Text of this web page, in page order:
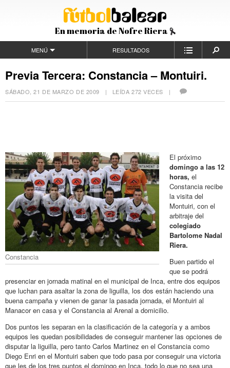
En memoria de Nofre Riera
MENÚ RESULTADOS
Previa Tercera: Constancia – Montuiri.
SÁBADO, 21 DE MARZO DE 2009 | LEÍDA 272 VECES |
Constancia
El próximo
domingo a las 12
horas, el
Constancia recibe
la visita del
Montuiri, con el
arbitraje del
colegiado
Bartolome Nadal
Riera.
Buen partido el
que se podrá
presenciar en jornada matinal en el municipal de Inca, entre dos equipos
que luchan para asaltar la zona de liguilla, los dos están haciendo una
buena campaña y vienen de ganar la pasada jornada, el Montuiri al
Manacor en casa y el Constancia al Arenal a domicilio.
Dos puntos les separan en la clasificación de la categoría y a ambos
equipos les quedan posibilidades de conseguir mantener las opciones de
disputar la liguilla, pero tanto Carlos Martinez en el Constancia como
Diego Enri en el Montuiri saben que todo pasa por conseguir una victoria
que les de los tres puntos el domingo en Inca, todo lo que no sea una